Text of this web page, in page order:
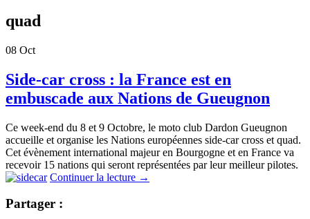
quad
08 Oct
Side-car cross : la France est en
embuscade aux Nations de Gueugnon
Ce week-end du 8 et 9 Octobre, le moto club Dardon Gueugnon
accueille et organise les Nations européennes side-car cross et quad.
Cet évènement international majeur en Bourgogne et en France va
recevoir 15 nations qui seront représentées par leur meilleur pilotes.
Continuer la lecture →
Partager :